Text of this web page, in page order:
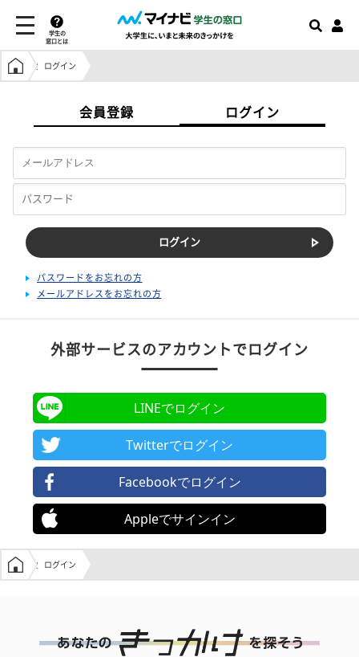
学生の
窓口とは
学生の窓口トップ
ログイン
会員登録 ログイン
パスワードをお忘れの方
メールアドレスをお忘れの方
外部サービスのアカウントでログイン
LINEでログイン
Twitterでログイン
Facebookでログイン
Appleでサインイン
学生の窓口トップ
ログイン